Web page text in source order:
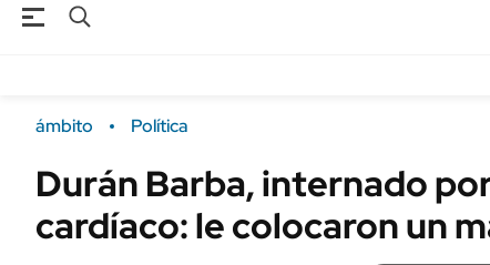
Campo
FINANZAS
Sustentabilidad
ámbito Política
Durán Barba, internado
cardíaco: le colocaron un